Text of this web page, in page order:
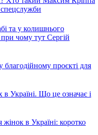
та у колишнього
чому тут Сергій
благодійному проєкті для
Україні. Що це означає і
жінок в Україні: коротко